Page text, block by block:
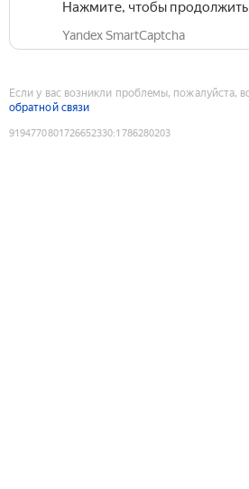
Нажмите, чтобы продолжить
Yandex SmartCaptcha
Если у вас возникли проблемы, пожалуйста,
обратной связи
9194770801726652330:1786280203